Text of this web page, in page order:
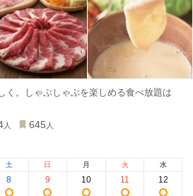
く。しゃぶしゃぶを楽しめる食べ放題は
人 645 人
土
8
日
9
月
10
火
11
水
12